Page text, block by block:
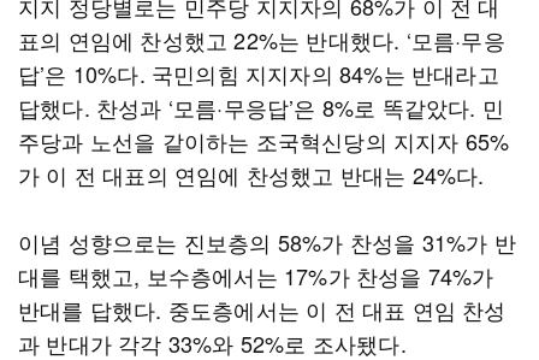
표의 연임에 찬성했고 22%는 반대했다. ‘모름·무응
답’은 10%다. 국민의힘 지지자의 84%는 반대라고
답했다. 찬성과 ‘모름·무응답’은 8%로 똑같았다. 민
주당과 노선을 같이하는 조국혁신당의 지지자 65%
가 이 전 대표의 연임에 찬성했고 반대는 24%다.
이념 성향으로는 진보층의 58%가 찬성을 31%가 반
대를 택했고, 보수층에서는 17%가 찬성을 74%가
반대를 답했다. 중도층에서는 이 전 대표 연임 찬성
과 반대가 각각 33%와 52%로 조사됐다.